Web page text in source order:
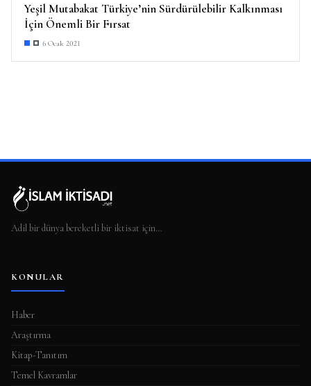
Yeşil Mutabakat Türkiye’nin Sürdürülebilir Kalkınması
İçin Önemli Bir Fırsat
6 Ocak 2021
Adil bir dünya bereketli bir iktisat için…
KONULAR
Haber
Araştırma
Kitap-Tanıtım
Temel Kavramlar